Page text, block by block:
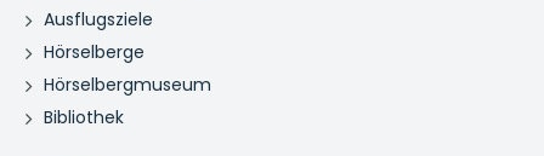
Ausflugsziele
Hörselberge
Hörselbergmuseum
Bibliothek